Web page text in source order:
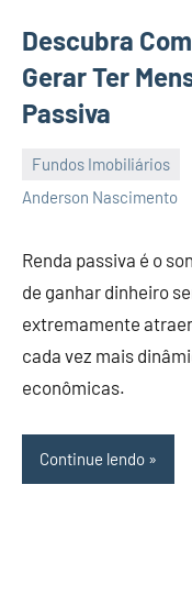
Descubra
Gerar Ter
Passiva
Fundos Imobiliários
Anderson Nascimento
Nenhum
Renda passiva é o
de ganhar dinheiro
extremamente
cada vez mais
econômicas.
Continue lendo